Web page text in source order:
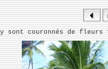
sont couronnés de